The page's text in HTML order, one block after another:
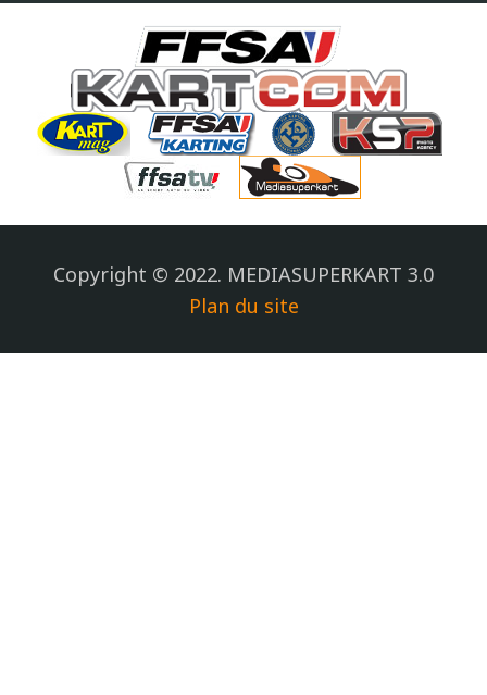
Copyright © 2022. MEDIASUPERKART 3.0
Plan du site